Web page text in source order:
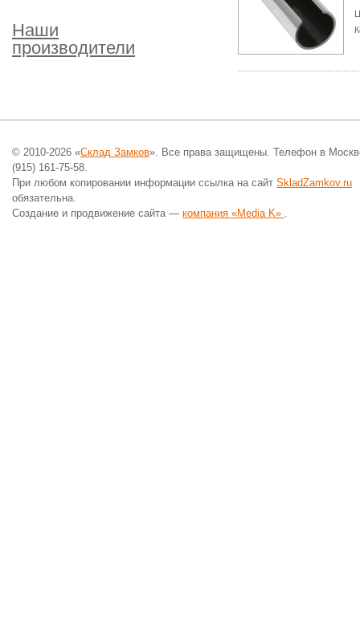
Наши
производители
© 2010-2026 «Склад Замков». Все права защищены. Телефон в
(915) 161-75-58.
При любом копировании информации ссылка на сайт SkladZamkov.ru
обязательна.
Создание и продвижение сайта — компания «Media K» .